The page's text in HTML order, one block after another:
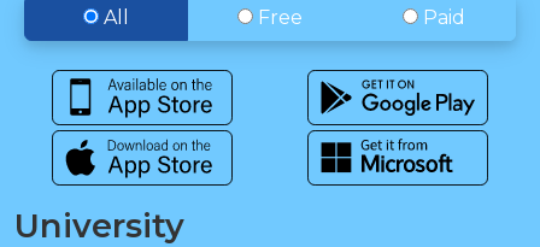
All Free Paid
University